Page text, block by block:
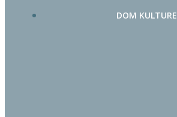
DOM KULTURE